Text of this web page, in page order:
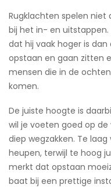
Rugklachten spelen niet
bij het in- en uitstappen.
dat hij vaak hoger is
opstaan en gaan zitten
mensen die in de
komen.
De juiste hoogte is
wil je voeten goed op
diep wegzakken. Te
heupen, terwijl te hoog
merkt dat opstaan
baat bij een prettige